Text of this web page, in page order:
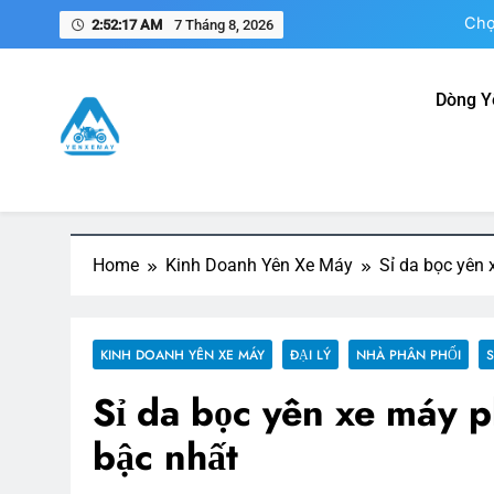
2:52:18 AM 7 Tháng 8, 2026
Nam
Dòng
Home Kinh Doanh Yên Xe Máy Sỉ da bọc yên
KINH DOANH YÊN XE MÁY ĐẠI LÝ NHÀ PHÂN PHỐI
Sỉ da bọc yên xe máy
bậc nhất